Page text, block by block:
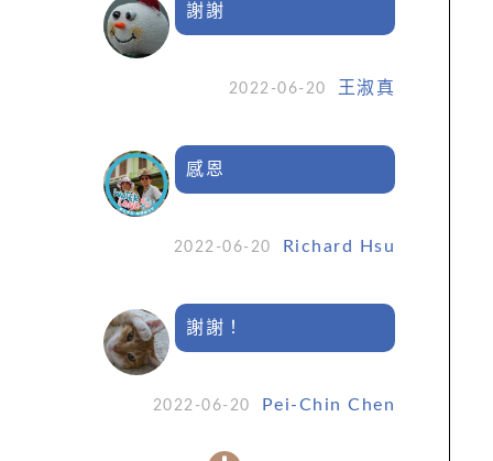
謝謝
2022-06-20 王淑真
感恩
2022-06-20 Richard Hsu
謝謝！
2022-06-20 Pei-Chin Chen